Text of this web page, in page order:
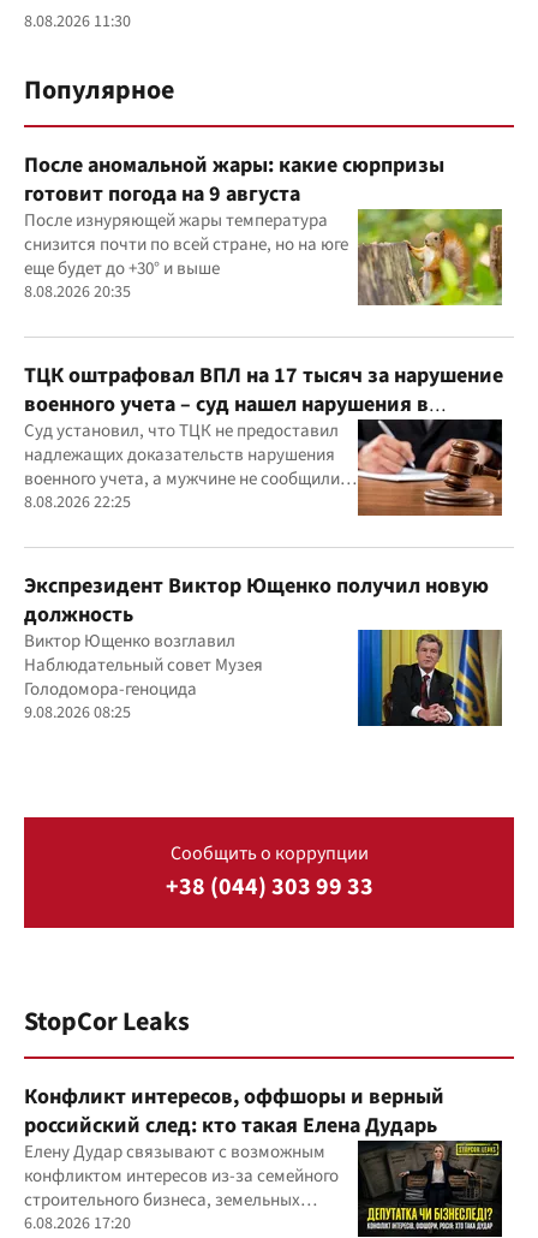
8.08.2026 11:30
Популярное
После аномальной жары: какие сюрпризы
готовит погода на 9 августа
После изнуряющей жары температура
снизится почти по всей стране, но на юге
еще будет до +30° и выше
8.08.2026 20:35
ТЦК оштрафовал ВПЛ на 17 тысяч за нарушение
военного учета – суд нашел нарушения в
действиях ТЦК
Суд установил, что ТЦК не предоставил
надлежащих доказательств нарушения
военного учета, а мужчине не сообщили
должным образом о дате и месте
8.08.2026 22:25
Экспрезидент Виктор Ющенко получил новую
должность
Виктор Ющенко возглавил
Наблюдательный совет Музея
Голодомора-геноцида
9.08.2026 08:25
Сообщить о коррупции
+38 (044) 303 99 33
StopCor Leaks
Конфликт интересов, оффшоры и верный
российский след: кто такая Елена Дударь
Елену Дудар связывают с возможным
конфликтом интересов из-за семейного
строительного бизнеса, земельных
скандалов, судебных дел
6.08.2026 17:20